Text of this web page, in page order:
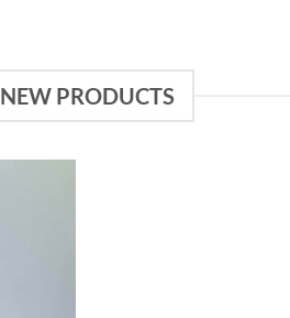
NEW PRODUCTS